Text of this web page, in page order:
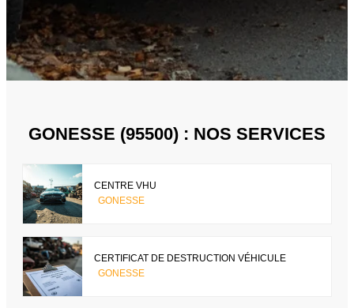
GONESSE (95500) : NOS SERVICES
CENTRE VHU
GONESSE
CERTIFICAT DE DESTRUCTION VÉHICULE
GONESSE